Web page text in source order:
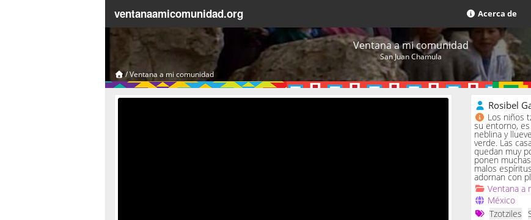
ventanaamicomunidad.org Acerca de
Ventana a mi comunidad
San Juan Chamula
/Ventana a mi comunidad
Rosibel
Los niños
su entorno,
neblina y
verde. Las
quedan muy
ponen
malos
adornan con
Ventana a
México
Tzotziles